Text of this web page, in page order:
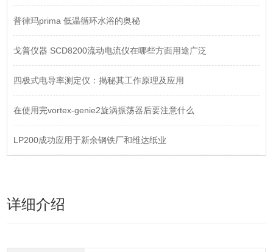
普律玛prima 低温循环水浴的奥秘
戈普仪器 SCD8200流动电流仪在哪些方面用途广泛
四极式电导率测定仪：揭秘其工作原理及应用
在使用完vortex-genie2旋涡振荡器后要注意什么
LP200成功应用于新余钢铁厂和维达纸业
详细介绍